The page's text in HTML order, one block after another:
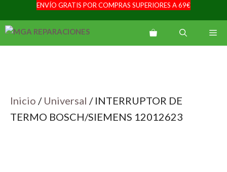
al
ENVÍO GRATIS POR COMPRAS SUPERIORES A 69€
Inicio / Universal / INTERRUPTOR DE
TERMO BOSCH/SIEMENS 12012623